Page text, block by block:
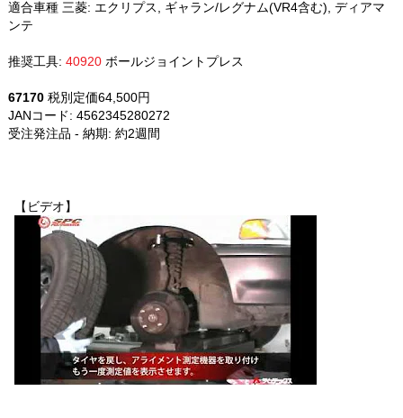
適合車種 三菱: エクリプス, ギャラン/レグナム(VR4含む), ディアマ
ンテ
推奨工具:40920 ボールジョイントプレス
67170 税別定価64,500円
JANコード: 4562345280272
受注発注品 - 納期: 約2週間
【ビデオ】